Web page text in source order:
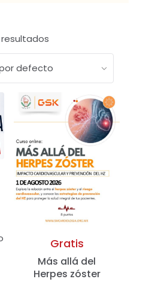
Gratis
Más allá del
Herpes zóster